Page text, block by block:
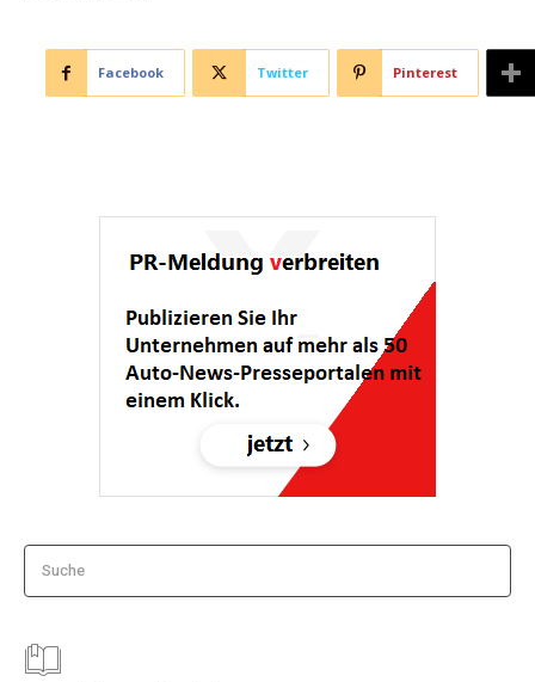
Facebook Twitter Pinterest
Suche